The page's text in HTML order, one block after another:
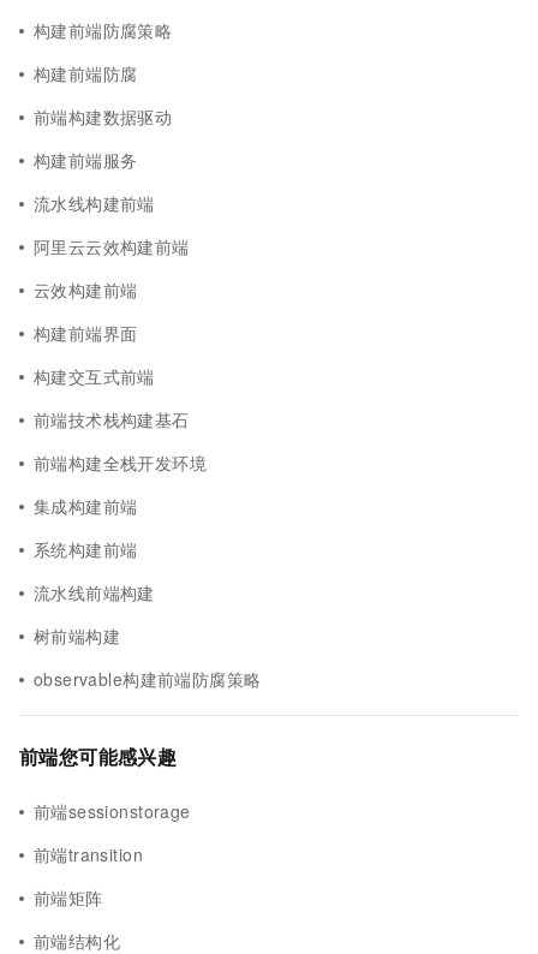
构建前端防腐策略
构建前端防腐
前端构建数据驱动
构建前端服务
流水线构建前端
阿里云云效构建前端
云效构建前端
构建前端界面
构建交互式前端
前端技术栈构建基石
前端构建全栈开发环境
集成构建前端
系统构建前端
流水线前端构建
树前端构建
observable构建前端防腐策略
前端您可能感兴趣
前端sessionstorage
前端transition
前端矩阵
前端结构化